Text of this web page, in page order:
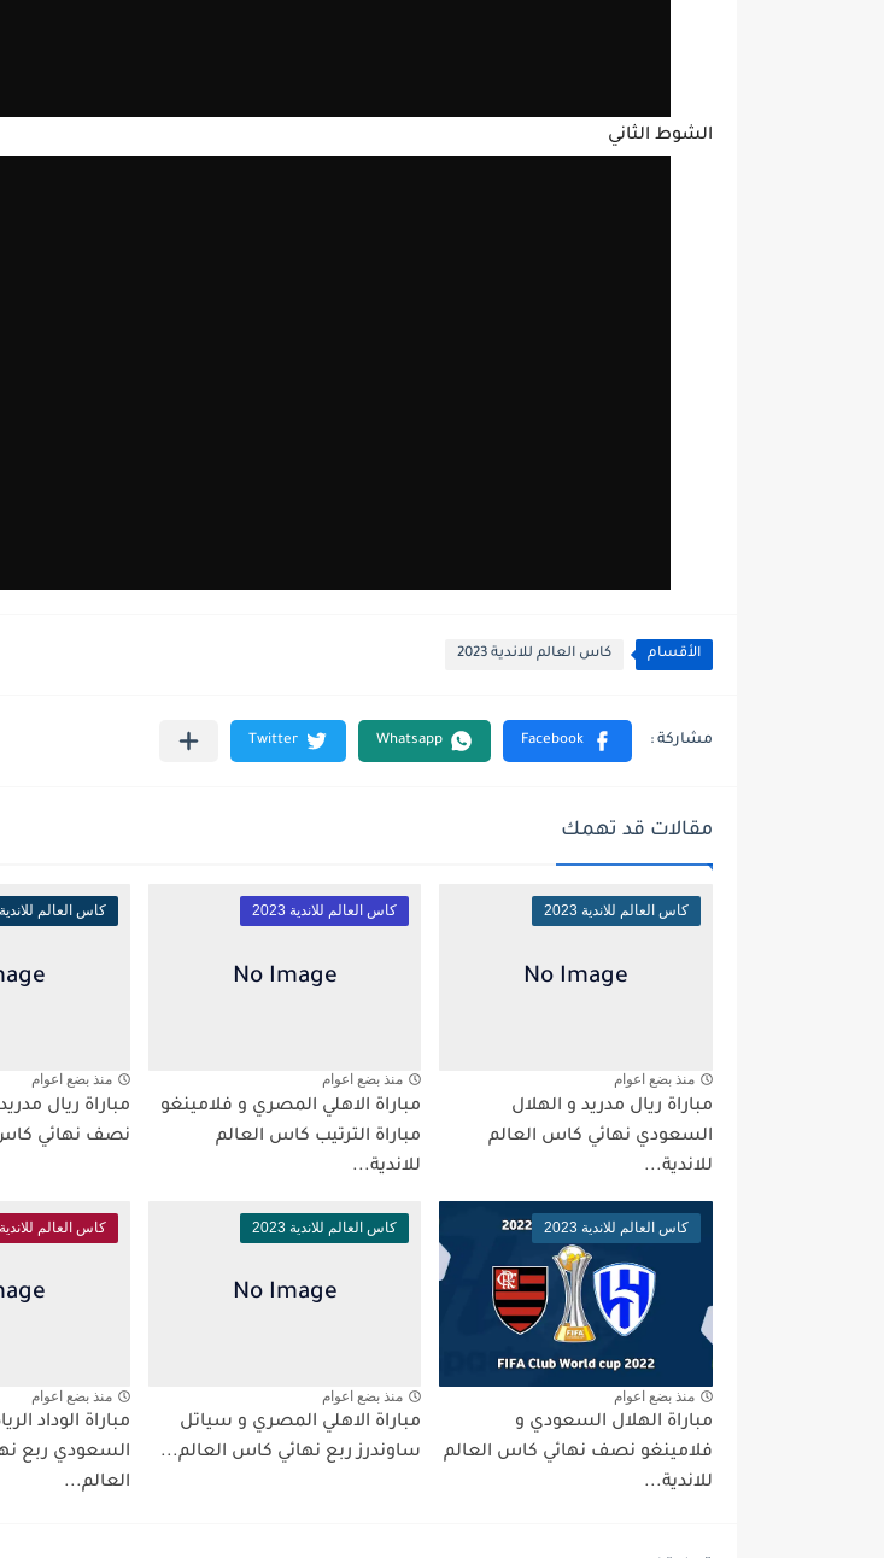
الشوط الثاني
الأقسام كاس العالم للاندية 2023
مقالات قد تهمك
كاس العالم للاندية 2023
منذ بضع اعوام
مباراة ريال مدريد و الهلال
السعودي نهائي كاس العالم
للاندية...
كاس العالم للاندية 2023
منذ بضع اعوام
مباراة الاهلي المصري و فلامينغو
مباراة الترتيب كاس العالم
للاندية...
كاس العالم للاندية 2023
منذ بضع اعوام
مباراة ريال
نصف نهائي
كاس العالم للاندية 2023
منذ بضع اعوام
مباراة الهلال السعودي و
فلامينغو نصف نهائي كاس العالم
للاندية...
كاس العالم للاندية 2023
منذ بضع اعوام
مباراة الاهلي المصري و سياتل
ساوندرز ربع نهائي كاس العالم...
كاس العالم للاندية 2023
منذ بضع اعوام
مباراة الوداد
السعودي ربع
العالم...